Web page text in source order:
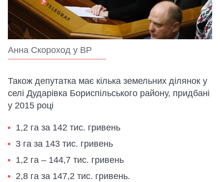
Анна Скороход у ВР
Також депутатка має кілька земельних ділянок у
селі Дударівка Бориспільського району, придбані
у 2015 році
1,2 га за 142 тис. гривень
3 га за 143 тис. гривень
1,2 га – 144,7 тис. гривень
2,8 га за 147,2 тис. гривень.